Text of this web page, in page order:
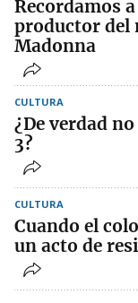
Recordamos
productor del
Madonna
CULTURA
¿De verdad
3?
CULTURA
Cuando el
un acto de